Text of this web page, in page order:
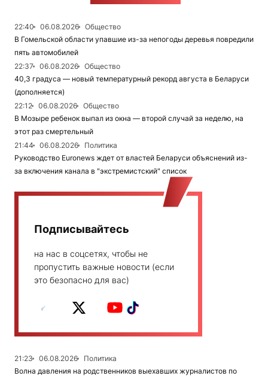
22:40 06.08.2026
Общество
В Гомельской области упавшие из-за непогоды деревья повредили
пять автомобилей
22:37
06.08.2026
Общество
40,3 градуса — новый температурный рекорд августа в Беларуси
(дополняется)
22:12
06.08.2026
Общество
В Мозыре ребенок выпал из окна — второй случай за неделю, на
этот раз смертельный
21:44
06.08.2026
Политика
Руководство Euronews ждет от властей Беларуси объяснений из-
за включения канала в "экстремистский" список
Подписывайтесь
на нас в соцсетях, чтобы не
пропустить важные новости (если
это безопасно для вас)
21:23 06.08.2026
Политика
Волна давления на родственников выехавших журналистов по